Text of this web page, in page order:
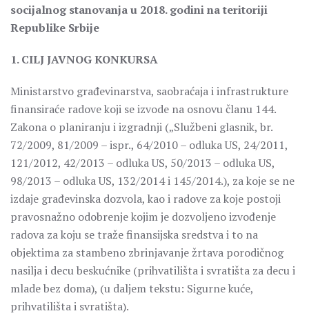
socijalnog stanovanja u 2018. godini na teritoriji
Republike Srbije
1. CILJ JAVNOG KONKURSA
Ministarstvo građevinarstva, saobraćaja i infrastrukture
finansiraće radove koji se izvode na osnovu članu 144.
Zakona o planiranju i izgradnji („Službeni glasnik, br.
72/2009, 81/2009 – ispr., 64/2010 – odluka US, 24/2011,
121/2012, 42/2013 – odluka US, 50/2013 – odluka US,
98/2013 – odluka US, 132/2014 i 145/2014.), za koje se ne
izdaje građevinska dozvola, kao i radove za koje postoji
pravosnažno odobrenje kojim je dozvoljeno izvođenje
radova za koju se traže finansijska sredstva i to na
objektima za stambeno zbrinjavanje žrtava porodičnog
nasilja i decu beskućnike (prihvatilišta i svratišta za decu i
mlade bez doma), (u daljem tekstu: Sigurne kuće,
prihvatilišta i svratišta).